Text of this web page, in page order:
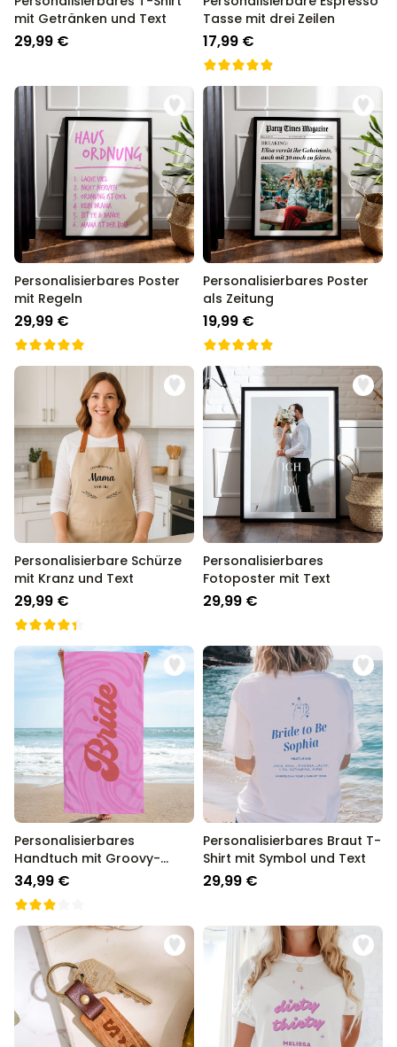
mit Getränken und Text
29,99 €
Tasse mit drei Zeilen
17,99 €
Personalisierbares Poster
mit Regeln
29,99 €
Personalisierbares Poster
als Zeitung
19,99 €
Personalisierbare Schürze
mit Kranz und Text
29,99 €
Personalisierbares
Fotoposter mit Text
29,99 €
Personalisierbares
Handtuch mit Groovy-
Hintergrund und Text
34,99 €
Personalisierbares Braut T-
Shirt mit Symbol und Text
29,99 €